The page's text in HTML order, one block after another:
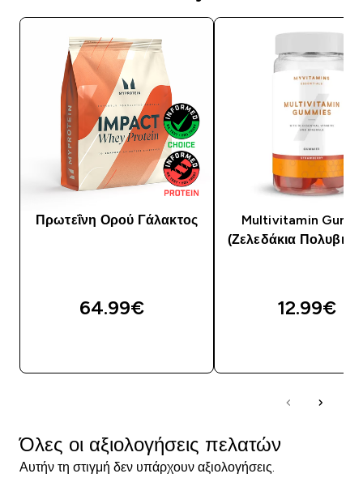
Πρωτεΐνη Ορού Γάλακτος
64.99€‎
Multivitamin
(Ζελεδάκια
12.99€‎
Όλες οι αξιολογήσεις πελατών
Αυτήν τη στιγμή δεν υπάρχουν αξιολογήσεις.